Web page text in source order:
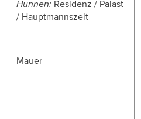
Hunnen: Residenz / Palast
/ Hauptmannszelt
Mauer